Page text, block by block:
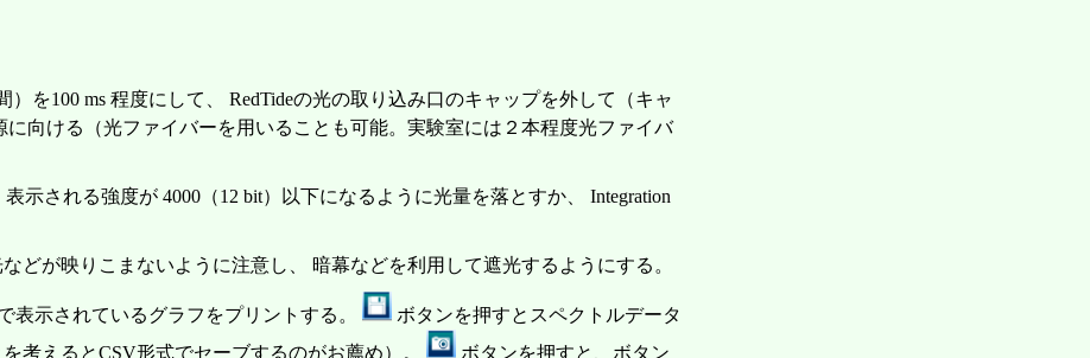
）を100 ms 程度にして、 RedTideの光の取り込み口のキャップを外して（キャ
向ける（光ファイバーを用いることも可能。実験室には２本程度光ファイバ
示される強度が 4000（12 bit）以下になるように光量を落とすか、 Integration
どが映りこまないように注意し、 暗幕などを利用して遮光するようにする。
表示されているグラフをプリントする。
ボタンを押すとスペクトルデータ
考えるとCSV形式でセーブするのがお薦め）。
ボタンを押すと、ボタン